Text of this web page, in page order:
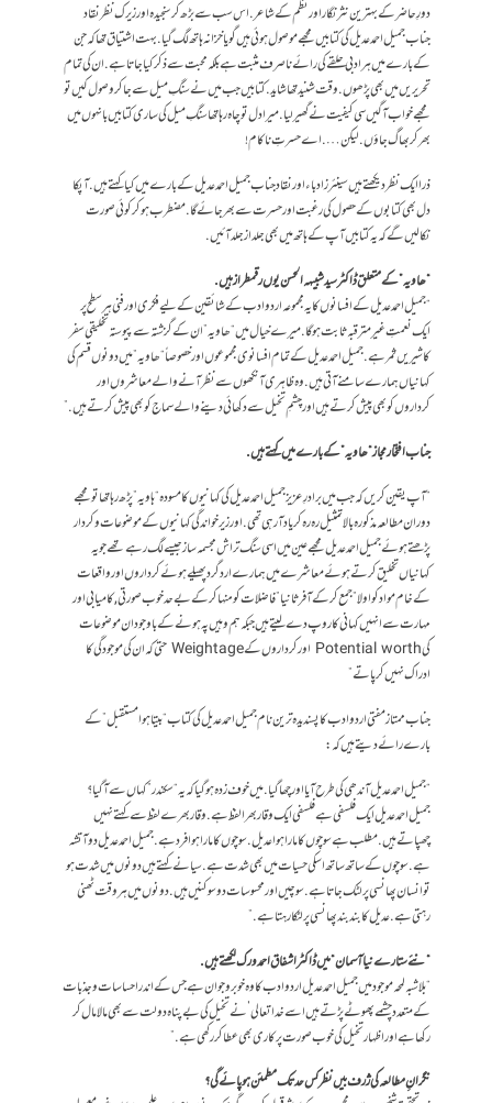
دورِ حاضر کے بہترین نثر نگار اور نظم کے شاعر. اس سب سے بڑھ کر سنجیدہ اور زیرک نظر نقاد
جناب جمیل احمد عدیل کی کتابیں مجھے موصول ہوئی ہیں گویا خزانہ ہاتھ لگ گیا. بہت اشتیاق تھا کہ جن
کے بارے میں ہر ادبی حلقے کی رائے ناصرف مثبت ہے بلکہ محبت سے ذکر کیا جاتا ہے. ان کی تمام
تحریریں میں بھی پڑھوں. وقت شنید تھا شاید. کتابیں جب میں نے سنگِ میل سے جاکر وصول کیں تو
مجھے خواب آگیں سی کیفیت نے گھیر لیا. میرا دل تو چاہ رہا تھا سنگِ میل کی ساری کتابیں بانہوں میں
بھر کر بھاگ جاؤں. لیکن…. اے حسرتِ ناکام !
ذرا ایک نظر دیکھتے ہیں سینئرز ادباء اور نقاد جناب جمیل احمد عدیل کے بارے میں کیا کہتے ہیں. آپکا
دل بھی کتابوں کے حصول کی رغبت اور حسرت سے بھر جائے گا. مضطرب ہوکر کوئی صورت
نکالیں گے کہ یہ کتابیں آپ کے ہاتھ میں بھی جلد از جلد آئیں.
“ھاویہ” کے متعلق ڈاکٹر سید شبیہہ الحسن یوں رقمطراز ہیں.
“جمیل احمد عدیل کےافسانوں کا یہ مجموعہ اردو ادب کے شائقین کے لیے فکری اورفنی ہرسطح پر
ایک نعمتِ غیر مترقبہ ثابت ہوگا. میرے خیال میں “ھاویہ” ان کے گزشتہ سے پیوستہ تخلیقی سفر
کا شیریں ثمر ہے. جمیل احمد عدیل کے تمام افسانوی مجموعوں اور خصوصاً “ھاویہ” میں دونوں قسم کی
کہانیاں ہمارے سامنے آتی ہیں. وہ ظاہری آنکھوں سے نظر آنے والے معاشروں اور
کرداروں کو بھی پیش کرتے ہیں اور چشمِ تخیل سے دکھائی دینے والے سماج کو بھی پیش کرتے ہیں. ”
جناب افتخار مجاز “ھاویہ ” کے بارے میں کہتے ہیں.
“آپ یقین کریں کہ جب میں برادرِ عزیز جمیل احمد عدیل کی کہانیوں کا مسودہ “ہاویہ” پڑھ رہا تھا تو مجھے
دوران مطالعہ مذکورہ بالا تمثیل رہ رہ کر یادآرہی تھی. اور زیرخواندگی کہانیوں کے موضوعات وکردار
پڑھتے ہوئے جمیل احمد عدیل مجھے عین میں اسی سنگ تراش مجسمہ ساز جیسے لگ رہے تھے جویہ
کہانیاں تخلیق کرتے ہوئے معاشرے میں ہمارے ارد گر د پھیلے ہوئے کرداروں اور واقعات
کے خام مواد کو اولا” جمع کرکے آفر ثانیا” فاضلات کو منہا کر کے بے حد خوب صورتی,کامیابی اور
مہارت سے انہیں کہانی کا روپ دے لیتے ہیں جبکہ ہم وہیں پہ ہونے کے باوجود ان موضوعات
کی Potential worth اور کرداروں کے Weightage حتی کہ ان کی موجودگی کا
ادراک نہیں کر پاتے”
جناب ممتاز مفتی اردو ادب کا پسندیدہ ترین نام جمیل احمد عدیل کی کتاب “بیتا ہوا مستقبل” کے
بارے رائے دیتے ہیں کہ:
“جمیل احمد عدیل آندھی کی طرح آیا اور چھا گیا.میں خوف زدہ ہوگیا کہ یہ “سکندر” کہاں سے آگیا؟
جمیل احمد عدیل ایک فلسفی ہےفلسفی ایک وقار بھرا لفظ ہے. وقار بھرے لفظ سے کہتے نہیں
چھپاتے ہیں. مطلب ہے سوچوں کا مارا ہوا عدیل. سوچوں کا مارا ہوا فرد ہے. جمیل احمد عدیل دو آتشہ
ہے. سوچوں کے ساتھ ساتھ اسکی حسیات میں بھی شدت ہے.سیانے کہتے ہیں دونوں میں شدت ہو
تو انسان پھانسی پر لٹک جاتا ہے. سوچیں اور محسوسات دو سوکنیں ہیں. دونوں میں ہروقت ٹھنی
رہتی ہے. عدیل کا بند بند پھانسی پر لٹکا رہتا ہے. ”
“نئے ستارے نیا آسمان “میں ڈاکٹر اشفاق احمد ورک لکھتے ہیں.
“بلاشبہ لمحہ موجود میں جمیل احمد عدیل اردو ادب کا وہ خوبرو جوان ہے جس کے اندراحساسات و جذبات
کےمتعدد چشمے پھوٹے پڑتے ہیں اسے خداتعالی’ نےتخیل کی بےپناہ دولت سے بھی مالا مال کر
رکھا ہےاور اظہار تخیل کی خوب صورت پرکاری بھی عطاکر رکھی ہے. ”
نگرانِ مطالعہ کی ژرف بیں نظر کس حد تک مطمئن ہو پائے گی؟